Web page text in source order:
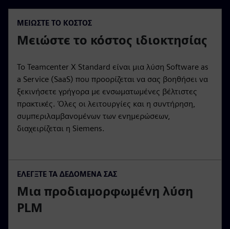
ΜΕΙΏΣΤΕ ΤΟ ΚΌΣΤΟΣ
Μειώστε το κόστος ιδιοκτησίας
Το Teamcenter X Standard είναι μια λύση Software as
a Service (SaaS) που προορίζεται να σας βοηθήσει να
ξεκινήσετε γρήγορα με ενσωματωμένες βέλτιστες
πρακτικές. Όλες οι λειτουργίες και η συντήρηση,
συμπεριλαμβανομένων των ενημερώσεων,
διαχειρίζεται η Siemens.
ΕΛΈΓΞΤΕ ΤΑ ΔΕΔΟΜΈΝΑ ΣΑΣ
Μια προδιαμορφωμένη λύση
PLM